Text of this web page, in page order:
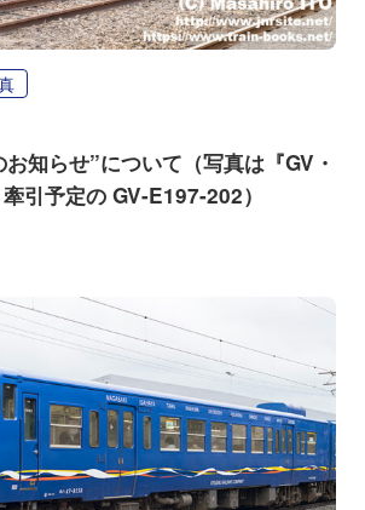
知らせ”について（写真は『GV・
引予定の GV-E197-202）